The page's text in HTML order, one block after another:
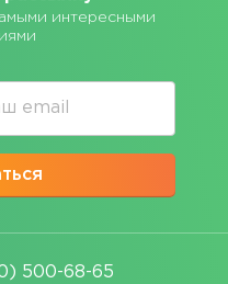
интересными
500-68-65